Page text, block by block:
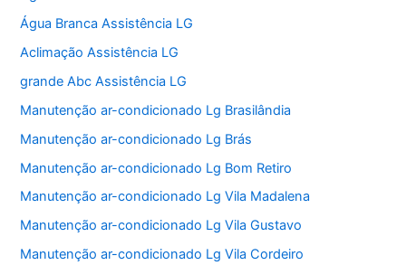
Água Branca Assistência LG
Aclimação Assistência LG
grande Abc Assistência LG
Manutenção ar-condicionado Lg Brasilândia
Manutenção ar-condicionado Lg Brás
Manutenção ar-condicionado Lg Bom Retiro
Manutenção ar-condicionado Lg Vila Madalena
Manutenção ar-condicionado Lg Vila Gustavo
Manutenção ar-condicionado Lg Vila Cordeiro